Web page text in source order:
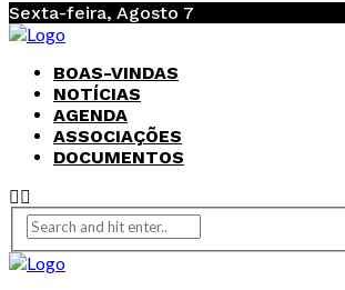
Sexta-feira, Agosto 7
BOAS-VINDAS
NOTÍCIAS
AGENDA
ASSOCIAÇÕES
DOCUMENTOS